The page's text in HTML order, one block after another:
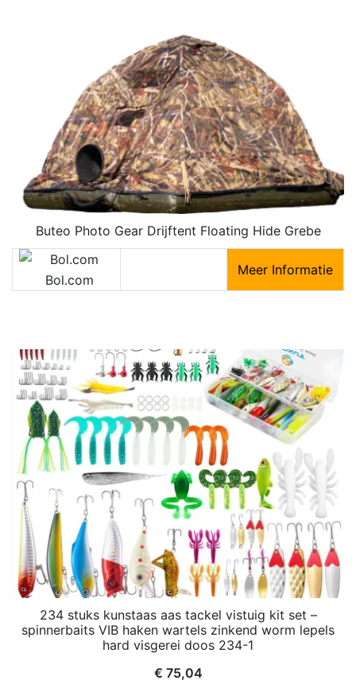
Buteo Photo Gear Drijftent Floating Hide Grebe
Bol.com
Meer Informatie
234 stuks kunstaas aas tackel vistuig kit set –
spinnerbaits VIB haken wartels zinkend worm lepels
hard visgerei doos 234-1
€ 75,04